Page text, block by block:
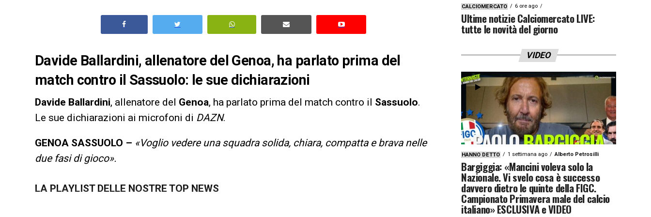
Davide Ballardini, allenatore del Genoa, ha parlato prima del
match contro il Sassuolo: le sue dichiarazioni
Davide Ballardini, allenatore del Genoa, ha parlato prima del match contro il Sassuolo.
Le sue dichiarazioni ai microfoni di DAZN.
GENOA SASSUOLO – «Voglio vedere una squadra solida, chiara, compatta e brava nelle
due fasi di gioco».
LA PLAYLIST DELLE NOSTRE TOP NEWS
CALCIOMERCATO 6 ore ago
Ultime notizie Calciomercato LIVE:
tutte le novità del giorno
VIDEO
HANNO DETTO 1 settimana ago Alberto Petrosilli
Bargiggia: «Mancini voleva solo la
Nazionale. Vi svelo cosa è successo
davvero dietro le quinte della FIGC.
Campionato Primavera male del calcio
italiano» ESCLUSIVA e VIDEO